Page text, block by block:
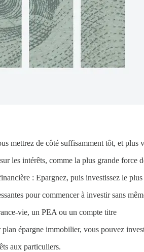
mettrez de côté suffisamment tôt, et plus
les intérêts, comme la plus grande
: Epargnez, puis investissez le
pour commencer à investir sans
vie, un PEA ou un compte titre
épargne immobilier, vous pouvez
aux particuliers.